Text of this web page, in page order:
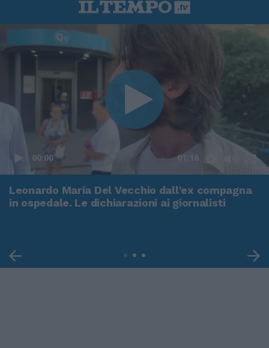
00:00 01:16
Leonardo Maria Del Vecchio dall'ex compagna
in ospedale. Le dichiarazioni ai giornalisti